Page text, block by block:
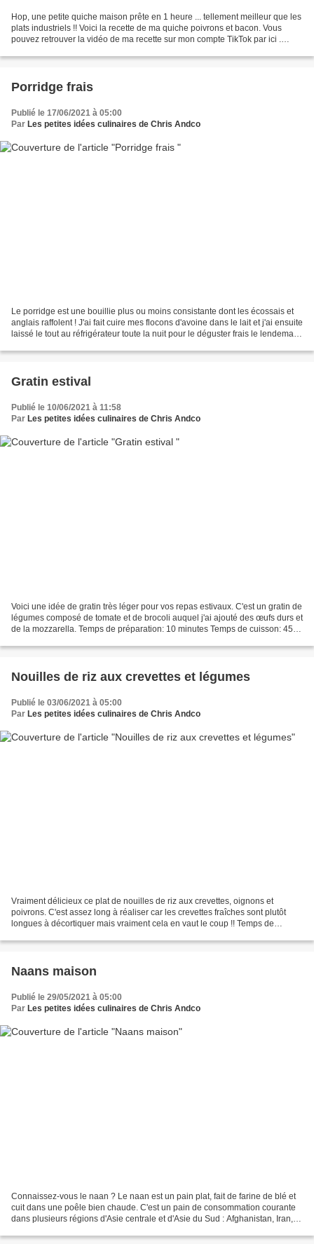
Hop, une petite quiche maison prête en 1 heure ... tellement meilleur que les
plats industriels !! Voici la recette de ma quiche poivrons et bacon. Vous
pouvez retrouver la vidéo de ma recette sur mon compte TikTok par ici .
Porridge frais
Publié le 17/06/2021 à 05:00
Par Les petites idées culinaires de Chris Andco
Le porridge est une bouillie plus ou moins consistante dont les écossais et
anglais raffolent ! J'ai fait cuire mes flocons d'avoine dans le lait et j'ai ensuite
laissé le tout au réfrigérateur toute la nuit pour le déguster frais le lendemain
Gratin estival
Publié le 10/06/2021 à 11:58
Par Les petites idées culinaires de Chris Andco
Voici une idée de gratin très léger pour vos repas estivaux. C'est un gratin de
légumes composé de tomate et de brocoli auquel j'ai ajouté des œufs durs et
de la mozzarella. Temps de préparation: 10 minutes Temps de cuisson: 45
Nouilles de riz aux crevettes et légumes
Publié le 03/06/2021 à 05:00
Par Les petites idées culinaires de Chris Andco
Vraiment délicieux ce plat de nouilles de riz aux crevettes, oignons et
poivrons. C'est assez long à réaliser car les crevettes fraîches sont plutôt
longues à décortiquer mais vraiment cela en vaut le coup !! Temps de
Naans maison
Publié le 29/05/2021 à 05:00
Par Les petites idées culinaires de Chris Andco
Connaissez-vous le naan ? Le naan est un pain plat, fait de farine de blé et
cuit dans une poêle bien chaude. C'est un pain de consommation courante
dans plusieurs régions d'Asie centrale et d'Asie du Sud : Afghanistan, Iran,